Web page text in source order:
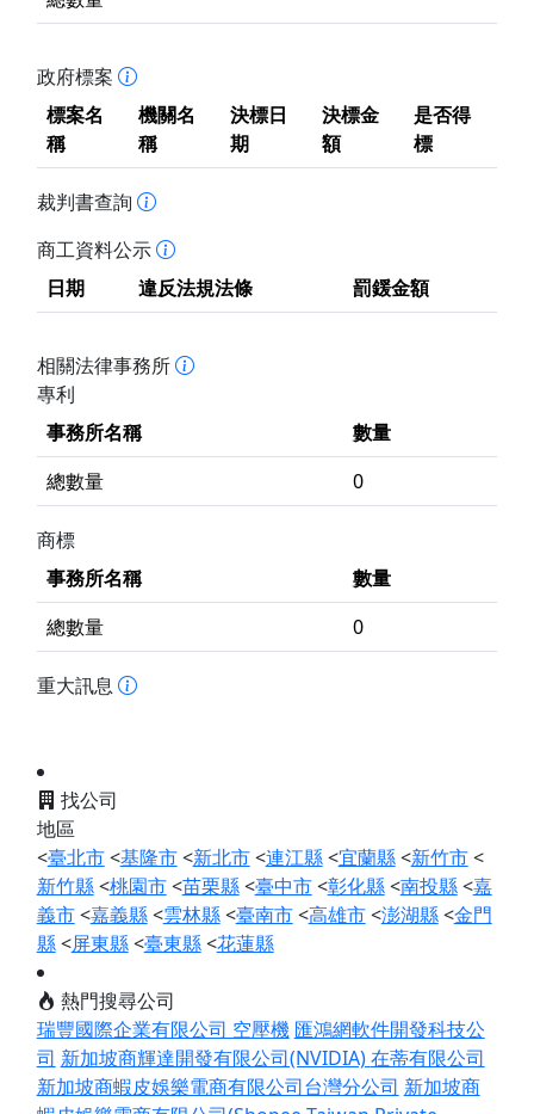
政府標案
標案名
稱
機關名
稱
決標日
期
決標金
額
是否得
標
裁判書查詢
商工資料公示
日期
違反法規法條 罰鍰金額
相關法律事務所
專利
事務所名稱
數量
總數量
0
商標
事務所名稱
數量
總數量
0
重大訊息
找公司
地區
<臺北市<基隆市<新北市<連江縣<宜蘭縣<新竹市<
新竹縣<桃園市<苗栗縣<臺中市<彰化縣<南投縣<嘉
義市<嘉義縣<雲林縣<臺南市<高雄市<澎湖縣<金門
縣<屏東縣<臺東縣<花蓮縣
熱門搜尋公司
瑞豐國際企業有限公司 空壓機 匯鴻網軟件開發科技公
司 新加坡商輝達開發有限公司(NVIDIA)在蒂有限公司
新加坡商蝦皮娛樂電商有限公司台灣分公司 新加坡商